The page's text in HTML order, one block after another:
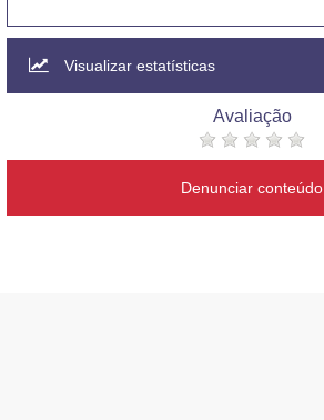
Visualizar estatísticas
Avaliação
Denunciar conteúdo